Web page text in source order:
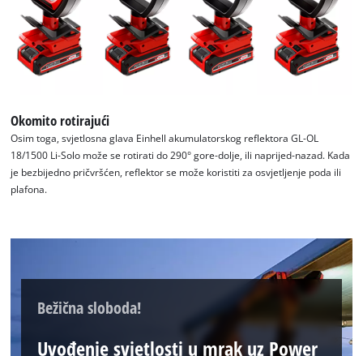
Okomito rotirajući
Osim toga, svjetlosna glava Einhell akumulatorskog reflektora GL-OL
18/1500 Li-Solo može se rotirati do 290° gore-dolje, ili naprijed-nazad. Kada
je bezbijedno pričvršćen, reflektor se može koristiti za osvjetljenje poda ili
plafona.
Bežična sloboda!
Uvođenje svjetlosti u mrak uz Power